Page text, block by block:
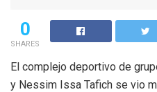
0
SHARES
El complejo deportivo de
y Nessim Issa Tafich se vio